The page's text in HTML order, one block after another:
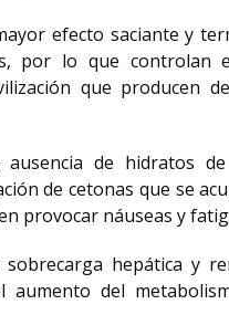
efecto saciante y
por lo que controlan
que producen
ausencia de hidratos
de cetonas que se
provocar náuseas y
hepática y
aumento del